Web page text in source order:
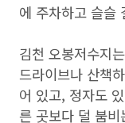
에 주차하고 슬슬
김천 오봉저수지
드라이브나 산책
어 있고, 정자도
른 곳보다 덜 붐